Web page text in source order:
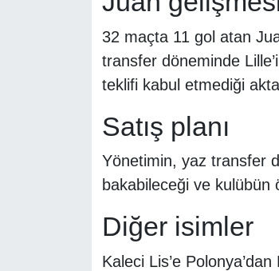
32 maçta 11 gol atan
transfer döneminde
teklifi kabul etmediği
Satış planı
Yönetimin, yaz transfer
bakabileceği ve kulübün
Diğer isimler
Kaleci Lis’e